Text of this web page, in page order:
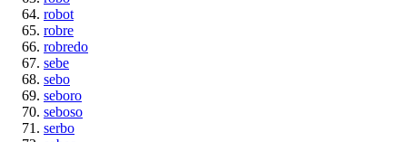
robot
robre
robredo
sebe
sebo
seboro
seboso
serbo